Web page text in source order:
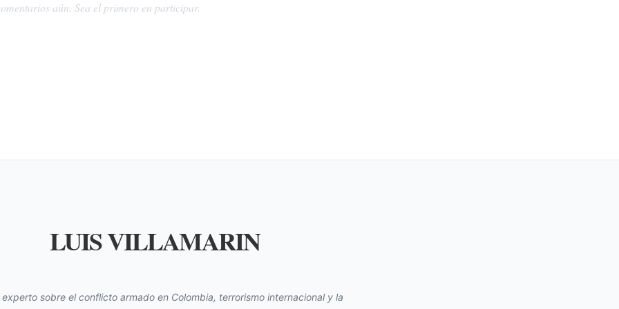
aún. Sea el primero en participar.
LUIS VILLAMARIN
experto sobre el conflicto armado en Colombia, terrorismo internacional y la